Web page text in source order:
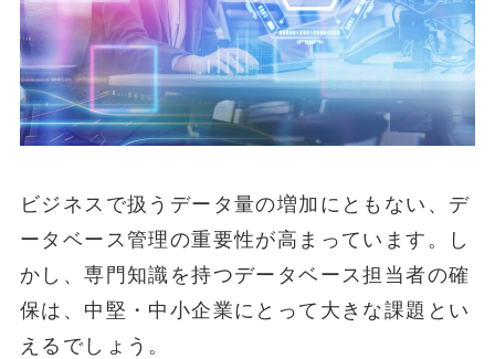
ビジネスで扱うデータ量の増加にともない、デ
ータベース管理の重要性が高まっています。し
かし、専門知識を持つデータベース担当者の確
保は、中堅・中小企業にとって大きな課題とい
えるでしょう。